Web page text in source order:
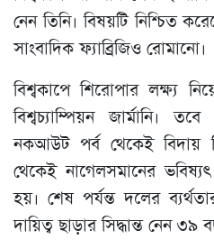
নেন তিনি। বিষয়টি নিশ্চিত
সাংবাদিক ফ্যাব্রিজিও রোমানো।
বিশ্বকাপে শিরোপার লক্ষ্য
বিশ্বচ্যাম্পিয়ন জার্মানি।
নকআউট পর্ব থেকেই বিদায়
থেকেই নাগেলসমানের
হয়। শেষ পর্যন্ত দলের
দায়িত্ব ছাড়ার সিদ্ধান্ত নেন